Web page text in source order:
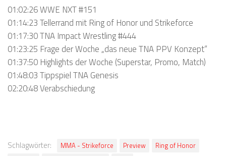
01:02:26 WWE NXT #151
01:14:23 Tellerrand mit Ring of Honor und Strikeforce
01:17:30 TNA Impact Wrestling #444
01:23:25 Frage der Woche „das neue TNA PPV Konzept“
01:37:50 Highlights der Woche (Superstar, Promo, Match)
01:48:03 Tippspiel TNA Genesis
02:20:48 Verabschiedung
Schlagwörter: MMA - Strikeforce Preview
Ring of Honor